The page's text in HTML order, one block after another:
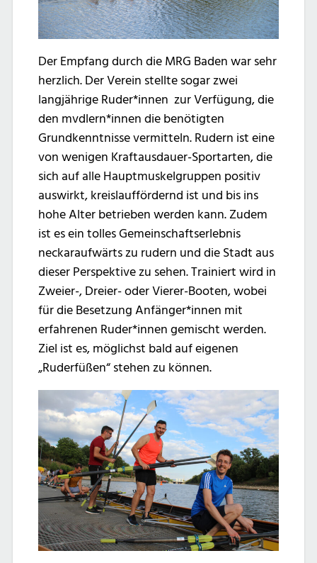
Der Empfang durch die MRG Baden war sehr
herzlich. Der Verein stellte sogar zwei
langjährige Ruder*innen zur Verfügung, die
den mvdlern*innen die benötigten
Grundkenntnisse vermitteln. Rudern ist eine
von wenigen Kraftausdauer-Sportarten, die
sich auf alle Hauptmuskelgruppen positiv
auswirkt, kreislauffördernd ist und bis ins
hohe Alter betrieben werden kann. Zudem
ist es ein tolles Gemeinschaftserlebnis
neckaraufwärts zu rudern und die Stadt aus
dieser Perspektive zu sehen. Trainiert wird in
Zweier-, Dreier- oder Vierer-Booten, wobei
für die Besetzung Anfänger*innen mit
erfahrenen Ruder*innen gemischt werden.
Ziel ist es, möglichst bald auf eigenen
„Ruderfüßen“ stehen zu können.